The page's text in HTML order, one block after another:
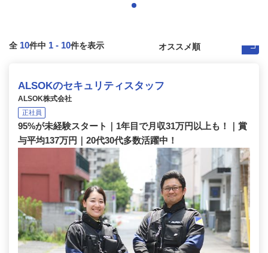
全 10件中 1 - 10件を表示
ALSOKのセキュリティスタッフ
ALSOK株式会社
正社員
95%が未経験スタート｜1年目で月収31万円以上も！｜賞
与平均137万円｜20代30代多数活躍中！